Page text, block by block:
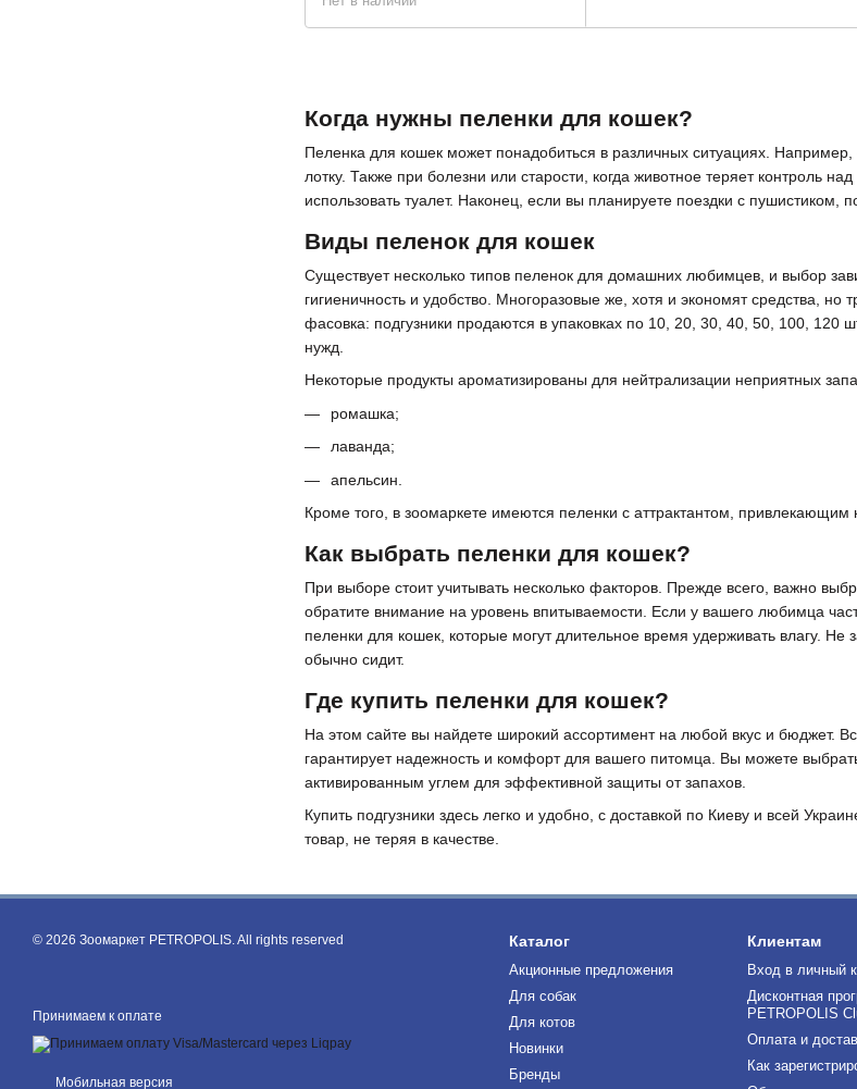
Когда нужны пеленки для кошек?
Пеленка для кошек может понадобиться в различных ситуациях.
лотку. Также при болезни или старости, когда животное теряет контроль
использовать туалет. Наконец, если вы планируете поездки с пушистиком,
Виды пеленок для кошек
Существует несколько типов пеленок для домашних любимцев, и выбор
гигиеничность и удобство. Многоразовые же, хотя и экономят средства,
фасовка: подгузники продаются в упаковках по 10, 20, 30, 40, 50, 100, 120
нужд.
Некоторые продукты ароматизированы для нейтрализации неприятных
ромашка;
лаванда;
апельсин.
Кроме того, в зоомаркете имеются пеленки с аттрактантом,
Как выбрать пеленки для кошек?
При выборе стоит учитывать несколько факторов. Прежде всего, важно
обратите внимание на уровень впитываемости. Если у вашего любимца
пеленки для кошек, которые могут длительное время удерживать влагу.
обычно сидит.
Где купить пеленки для кошек?
На этом сайте вы найдете широкий ассортимент на любой вкус и бюджет.
гарантирует надежность и комфорт для вашего питомца. Вы можете
активированным углем для эффективной защиты от запахов.
Купить подгузники здесь легко и удобно, с доставкой по Киеву и всей
товар, не теряя в качестве.
© 2026 Зоомаркет PETROPOLIS. All rights reserved
Принимаем к оплате
Мобильная версия
Каталог
Акционные предложения
Для собак
Для котов
Новинки
Бренды
Клиентам
Вход в личный
Дисконтная
PETROPOLIS
Оплата и
Как